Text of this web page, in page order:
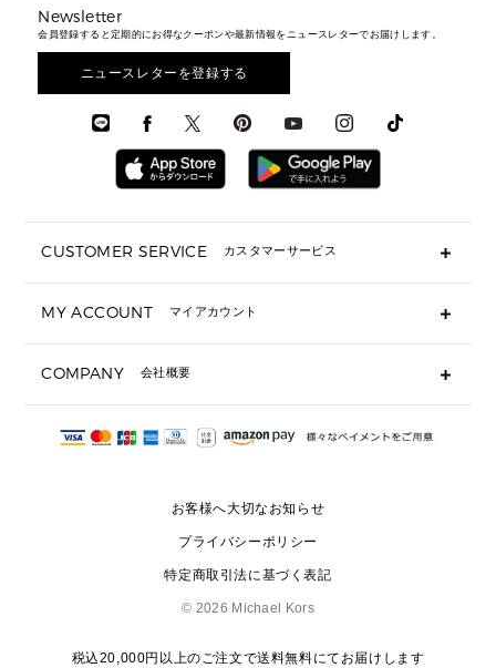
ウェア
アクセサリー
メンズ バッグ
メンズ 財布・小物
メンズ シューズ
メンズ ウェア
メンズ 時計・その他
メンズ財布・小物
メンズアクセサリー
メンズウェア
3 IN 1 / 2 IN 1 バッグ
▶ メンズすべて
▶ メンズすべて
▶ バッグすべて
通勤・通学アイテム
3 IN 1 バッグ
ミニ財布・フラグメントケース
▶ 小物すべて
定期ケース・カードケース・名刺入れ
サンダル
スニーカー
▶ ウェア
財布・小物
時計・ジュエリー
アクセサリー
エディターレビュー
Newsletter
会員登録すると定期的にお得なクーポンや最新情報をニュースレターでお届けします。
ニュースレターを登録する
CUSTOMER SERVICE カスタマーサービス
ギフト用にラッピングができますか？
ショッピングバッグを購入商品分送ってもらえますか？
注文後に完了メールが受信できないのですが？
サイズ交換はできますか？
MY ACCOUNT マイアカウント
COMPANY 会社概要
会社概要
お客様へ大切なお知らせ
プライバシーポリシー
特定商取引法に基づく表記
© 2026 Michael Kors
税込20,000円以上のご注文で送料無料にてお届けします